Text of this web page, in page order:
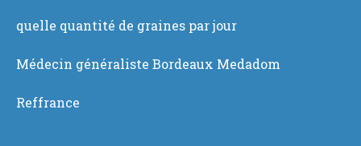
quelle quantité de graines par jour
Médecin généraliste Bordeaux Medadom
Reffrance